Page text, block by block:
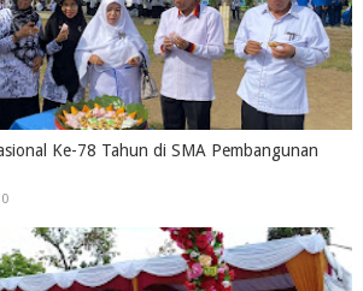
Ke-78 Tahun di SMA Pembangunan
0